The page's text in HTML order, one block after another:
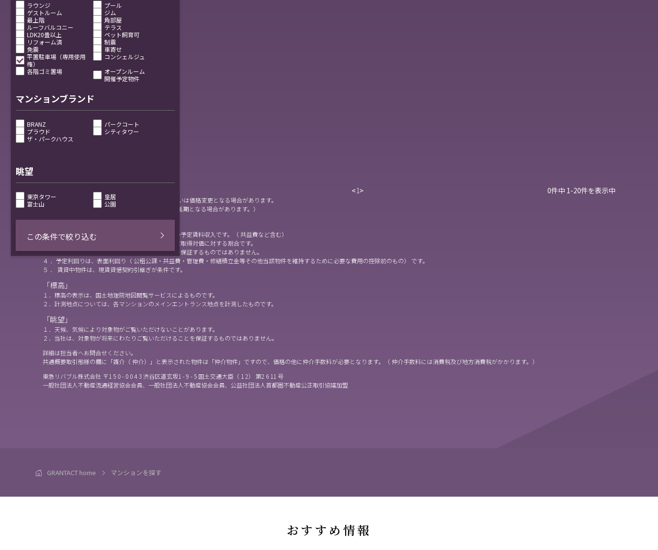
ラウンジ
プール
ゲストルーム
ジム
最上階
角部屋
ルーフバルコニー
テラス
LDK20畳以上
ペット飼育可
リフォーム済
制震
免震
車寄せ
平置駐車場（専用使用
権）
コンシェルジュ
各階ゴミ置場
オープンルーム
開催予定物件
マンションブランド
BRANZ
パークコート
プラウド
シティタワー
ザ・パークハウス
眺望
東京タワー
皇居
富士山
公園
この条件で絞り込む
<1> 0件中 1-20件を表示中
上記表示物件は、掲載中に売却済、売却中止、あるいは価格変更となる場合があります。
（オープンルーム対象物件に関しては、開催中止や延期となる場合があります。）
１ ． 年間予定賃料収入は、賃貸時における一年間の予定賃料収入です。（ 共益費など含む）
２ ． 予定利回りは、年間予定賃料収入の当該不動産取得対価に対する割合です。
３ ． 当社は、予定賃料収入が確実に得られることを保証するものではありません。
４ ．予定利回りは、表面利回り（ 公租公課・共益費・管理費・修繕積立金等その他当該物件を維持するために必要な費用の控除前のもの） です。
５ ． 賃貸中物件は、現賃貸借契約引継ぎが条件です。
「標高」
１．標高の表示は、国土地理院地図閲覧サービスによるものです。
２．計測地点については、各マンションのメインエントランス地点を計測したものです。
「眺望」
１．天候、気候により対象物がご覧いただけないことがあります。
２．当社は、対象物が将来にわたりご覧いただけることを保証するものではありません。
詳細は担当者へお問合せください。
共通概要取引態様の欄に「媒介（ 仲介）」と表示された物件は「仲介物件」ですので、価格の他に仲介手数料が必要となります。（ 仲介手数料には消費税及び地方消費税がかかります。）
東急リバブル株式会社 〒1 5 0 - 0 0 4 3 渋谷区道玄坂1 - 9 - 5 国土交通大臣（ 1 2） 第2 6 11 号
一般社団法人不動産流通経営協会会員、一般社団法人不動産協会会員、公益社団法人首都圏不動産公正取引協議加盟
GRANTACT home マンションを探す
おすすめ情報